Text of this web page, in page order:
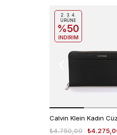
₺4.750,00
2. 3. 4.
ÜRÜNE
%50
INDIRIM